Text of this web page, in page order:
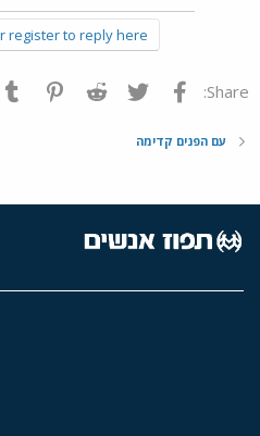
register to reply here.
Share: פייסבוק Twitter
Reddit
עם הפנים קדימה